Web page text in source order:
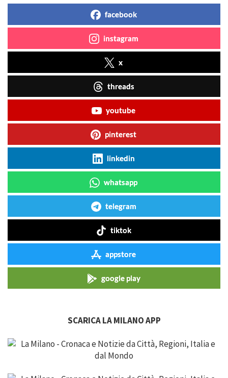
facebook
instagram
x
threads
youtube
pinterest
linkedin
whatsapp
telegram
tiktok
appstore
google play
SCARICA LA MILANO APP